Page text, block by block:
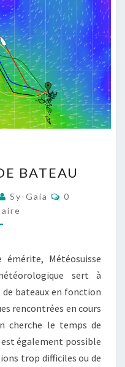
BATEAU
Sy-Gaia
0
Météosuisse
sert à
bateaux en fonction
rencontrées en cours
cherche le temps de
également possible
trop difficiles ou de